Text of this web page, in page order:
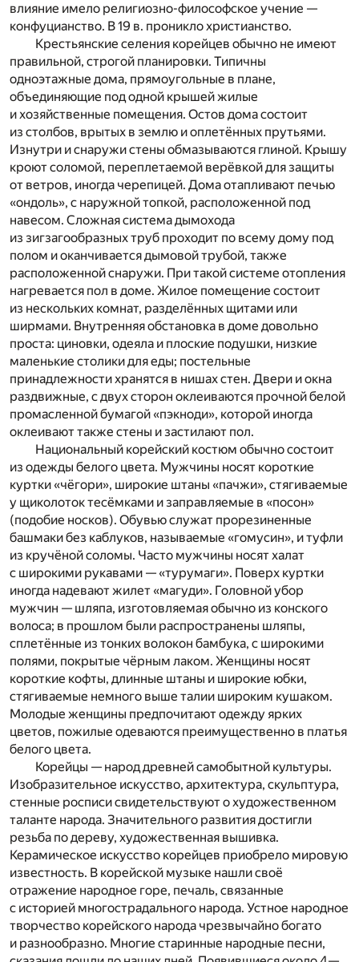
влияние имело религиозно-философское учение —
конфуцианство. В 19 в. проникло христианство.
Крестьянские селения корейцев обычно не имеют
правильной, строгой планировки. Типичны
одноэтажные дома, прямоугольные в плане,
объединяющие под одной крышей жилые
и хозяйственные помещения. Остов дома состоит
из столбов, врытых в землю и оплетённых прутьями.
Изнутри и снаружи стены обмазываются глиной. Крышу
кроют соломой, переплетаемой верёвкой для защиты
от ветров, иногда черепицей. Дома отапливают печью
«ондоль», с наружной топкой, расположенной под
навесом. Сложная система дымохода
из зигзагообразных труб проходит по всему дому под
полом и оканчивается дымовой трубой, также
расположенной снаружи. При такой системе отопления
нагревается пол в доме. Жилое помещение состоит
из нескольких комнат, разделённых щитами или
ширмами. Внутренняя обстановка в доме довольно
проста: циновки, одеяла и плоские подушки, низкие
маленькие столики для еды; постельные
принадлежности хранятся в нишах стен. Двери и окна
раздвижные, с двух сторон оклеиваются прочной белой
промасленной бумагой «пэкноди», которой иногда
оклеивают также стены и застилают пол.
Национальный корейский костюм обычно состоит
из одежды белого цвета. Мужчины носят короткие
куртки «чёгори», широкие штаны «пачжи», стягиваемые
у щиколоток тесёмками и заправляемые в «посон»
(подобие носков). Обувью служат прорезиненные
башмаки без каблуков, называемые «гомусин», и туфли
из кручёной соломы. Часто мужчины носят халат
с широкими рукавами — «турумаги». Поверх куртки
иногда надевают жилет «магуди». Головной убор
мужчин — шляпа, изготовляемая обычно из конского
волоса; в прошлом были распространены шляпы,
сплетённые из тонких волокон бамбука, с широкими
полями, покрытые чёрным лаком. Женщины носят
короткие кофты, длинные штаны и широкие юбки,
стягиваемые немного выше талии широким кушаком.
Молодые женщины предпочитают одежду ярких
цветов, пожилые одеваются преимущественно в платья
белого цвета.
Корейцы — народ древней самобытной культуры.
Изобразительное ис­кусство, архитектура, скульптура,
стенные росписи свидетельствуют о художественном
та­ланте народа. Значительно­го развития достигли
резьба по дереву, ху­дожественная вышив­ка.
Керамическое искусст­во корейцев приобрело ми­ровую
известность. В корейской музыке на­шли своё
отражение народное горе, пе­чаль, связанные
с историей многострадального народа. Устное народное
творчество корейского народа чрез­вычайно богато
и разнообразно. Многие старин­ные народные песни,